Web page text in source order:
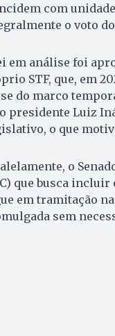
com
o voto
em análise foi
STF, que, em
do marco
presidente Luiz
o que
o
que busca
em tramitação
sem